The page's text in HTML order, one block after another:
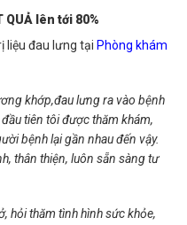
QUẢ lên tới 80%
liệu đau lưng tại Phòng khám
khớp,đau lưng ra vào bệnh
tiên tôi được thăm khám,
bệnh lại gần nhau đến vậy.
thân thiện, luôn sẵn sàng tư
hỏi thăm tình hình sức khỏe,